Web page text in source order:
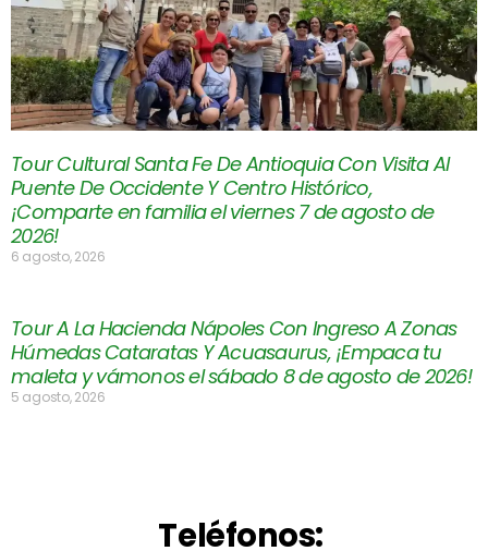
Tour Cultural Santa Fe De Antioquia Con Visita Al
Puente De Occidente Y Centro Histórico,
¡Comparte en familia el viernes 7 de agosto de
2026!
6 agosto, 2026
Tour A La Hacienda Nápoles Con Ingreso A Zonas
Húmedas Cataratas Y Acuasaurus, ¡Empaca tu
maleta y vámonos el sábado 8 de agosto de 2026!
5 agosto, 2026
Teléfonos: